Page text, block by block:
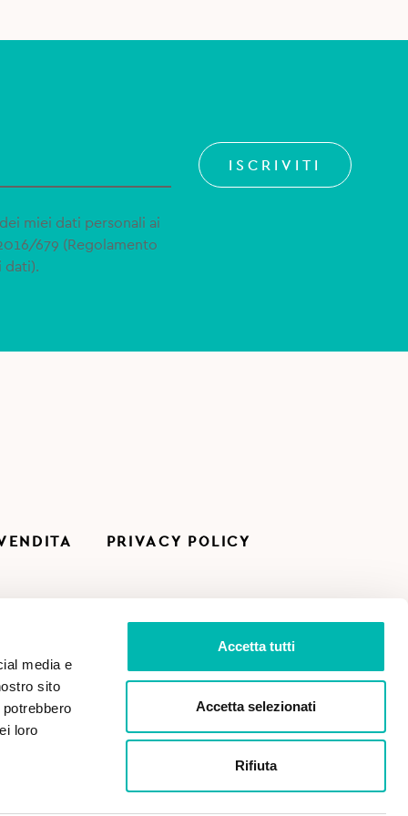
media e
sito
loro
Accetta tutti
Accetta selezionati
Rifiuta
miei dati personali ai
679 (Regolamento
dati).
ISCRIVITI
PRIVACY POLICY
Paga in sicurezza con: